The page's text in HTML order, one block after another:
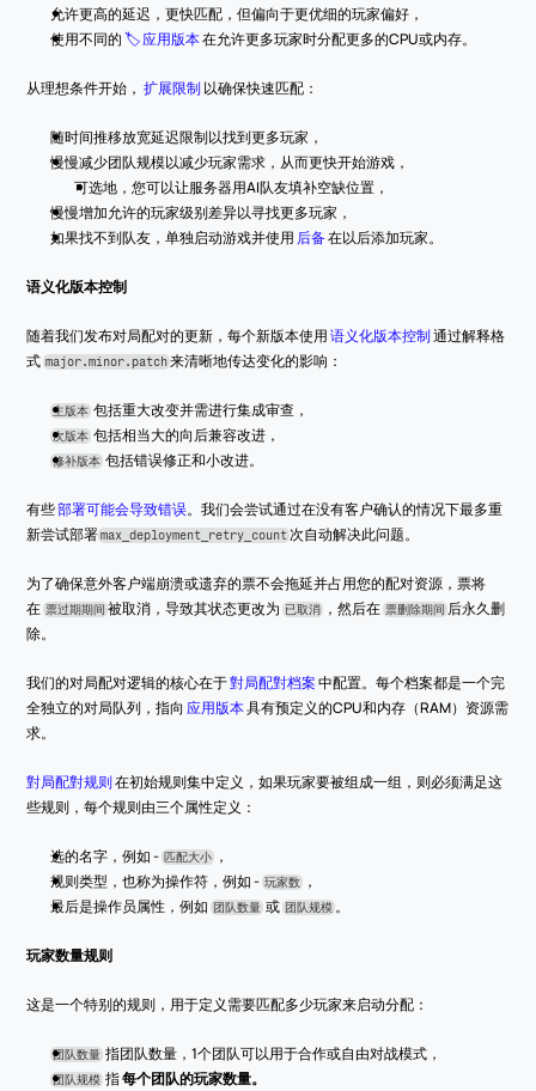
允许更高的延迟，更快匹配，但偏向于更优细的玩家偏好，
使用不同的 🏷️ 应用版本 在允许更多玩家时分配更多的CPU或内存。
从理想条件开始， 扩展限制 以确保快速匹配：
随时间推移放宽延迟限制以找到更多玩家，
慢慢减少团队规模以减少玩家需求，从而更快开始游戏，
可选地，您可以让服务器用AI队友填补空缺位置，
慢慢增加允许的玩家级别差异以寻找更多玩家，
如果找不到队友，单独启动游戏并使用 后备 在以后添加玩家。
语义化版本控制
随着我们发布对局配对的更新，每个新版本使用 语义化版本控制 通过解释格
式 major.minor.patch 来清晰地传达变化的影响：
主版本 包括重大改变并需进行集成审查，
次版本 包括相当大的向后兼容改进，
修补版本 包括错误修正和小改进。
有些 部署可能会导致错误。我们会尝试通过在没有客户确认的情况下最多重
新尝试部署max_deployment_retry_count 次自动解决此问题。
为了确保意外客户端崩溃或遗弃的票不会拖延并占用您的配对资源，票将
在 票过期期间 被取消，导致其状态更改为 已取消 ，然后在 票删除期间 后永久删
除。
我们的对局配对逻辑的核心在于 對局配對档案 中配置。每个档案都是一个完
全独立的对局队列，指向 应用版本 具有预定义的CPU和内存（RAM）资源需
求。
對局配對规则 在初始规则集中定义，如果玩家要被组成一组，则必须满足这
些规则，每个规则由三个属性定义：
选的名字，例如 - 匹配大小
，
规则类型，也称为操作符，例如 - 玩家数
，
最后是操作员属性，例如 团队数量 或 团队规模 。
玩家数量规则
这是一个特别的规则，用于定义需要匹配多少玩家来启动分配：
团队数量 指团队数量，1个团队可以用于合作或自由对战模式，
团队规模 指 每个团队的玩家数量。